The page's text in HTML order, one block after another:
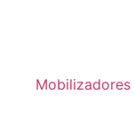
Mobilizadores